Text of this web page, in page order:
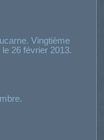
Vingtième
26 février 2013.